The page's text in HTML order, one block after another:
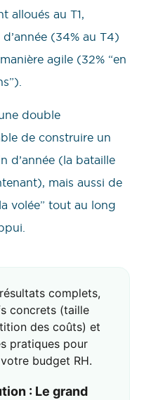
alloués au T1,
(34% au T4)
agile (32% “en
double
de construire un
d’année (la bataille
mais aussi de
volée” tout au long
complets,
concrets (taille
des coûts) et
pratiques pour
budget RH.
: Le grand